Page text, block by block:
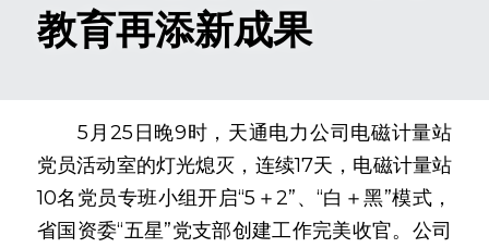
信息公开
业务范围
科技创新
联系我们
教育再添新成果
5月25日晚9时，天通电力公司电磁计量站
党员活动室的灯光熄灭，连续17天，电磁计量站
10名党员专班小组开启“5＋2”、“白＋黑”模式，
省国资委“五星”党支部创建工作完美收官。公司